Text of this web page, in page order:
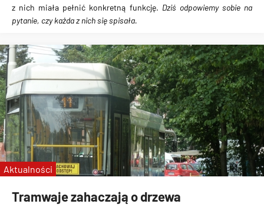
z nich miała pełnić konkretną funkcję. Dziś odpowiemy sobie na
pytanie, czy każda z nich się spisała.
Tramwaje zahaczają o drzewa
Aktualności